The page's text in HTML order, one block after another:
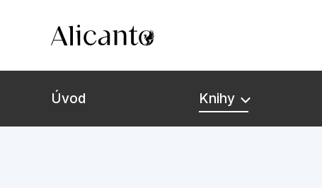
Úvod Knihy